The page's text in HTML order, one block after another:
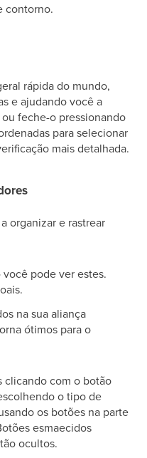
contorno.
rápida do mundo,
e ajudando você a
feche-o pressionando
para selecionar
mais detalhada.
organizar e rastrear
você pode ver estes.
na sua aliança
ótimos para o
clicando com o botão
o tipo de
os botões na parte
esmaecidos
ocultos.